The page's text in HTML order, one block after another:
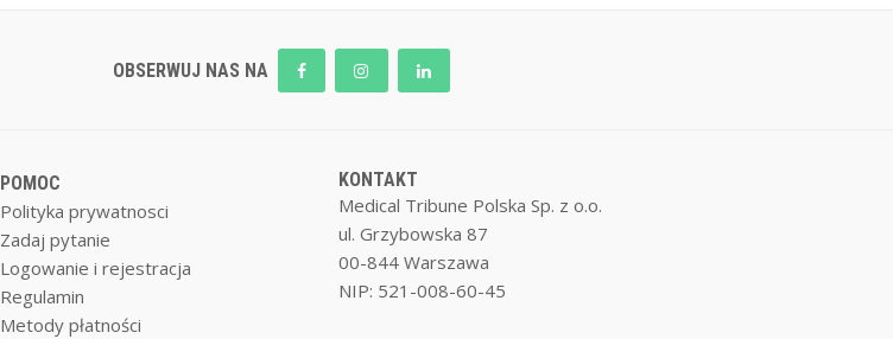
OBSERWUJ NAS NA
POMOC
Polityka prywatnosci
Zadaj pytanie
Logowanie i rejestracja
Regulamin
Metody płatności
KONTAKT
Medical Tribune Polska Sp. z o.o.
ul. Grzybowska 87
00-844 Warszawa
NIP: 521-008-60-45